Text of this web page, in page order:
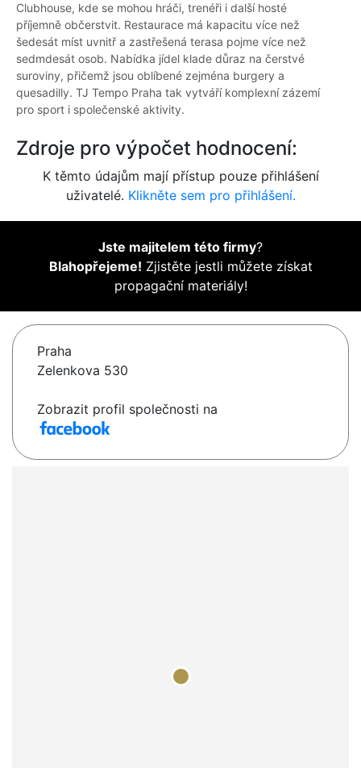
Clubhouse, kde se mohou hráči, trenéři i další hosté
příjemně občerstvit. Restaurace má kapacitu více než
šedesát míst uvnitř a zastřešená terasa pojme více než
sedmdesát osob. Nabídka jídel klade důraz na čerstvé
suroviny, přičemž jsou oblíbené zejména burgery a
quesadilly. TJ Tempo Praha tak vytváří komplexní zázemí
pro sport i společenské aktivity.
Zdroje pro výpočet hodnocení:
K těmto údajům mají přístup pouze přihlášení
uživatelé. Klikněte sem pro přihlášení.
Jste majitelem této firmy?
Blahopřejeme! Zjistěte jestli můžete získat
propagační materiály!
Praha
Zelenkova 530
Zobrazit profil společnosti na